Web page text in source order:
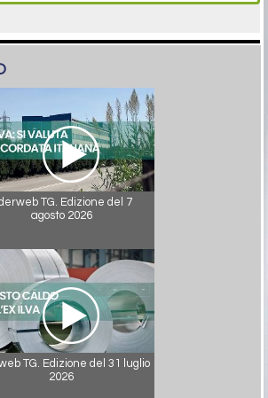
TG. Edizione del 7
agosto 2026
TG. Edizione del 31 luglio
2026